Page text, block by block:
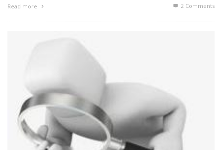
Read more 2 Comments